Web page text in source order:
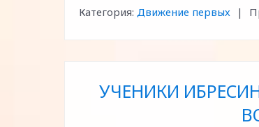
Категория: Движение первых |
УЧЕНИКИ